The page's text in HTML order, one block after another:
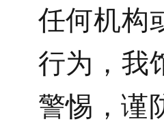
任何机构
行为，我
警惕，谨